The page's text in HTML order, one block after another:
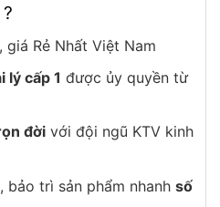
giá Rẻ Nhất Việt Nam
lý cấp 1 được ủy quyền từ
đờivới đội ngũ KTV kinh
bảo trì sản phẩm nhanh số